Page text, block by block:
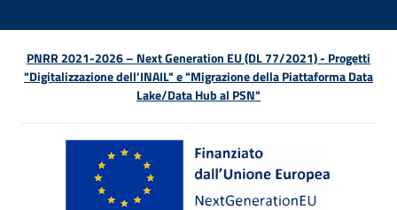
PNRR 2021-2026 – Next Generation EU (DL 77/2021) - Progetti
"Digitalizzazione dell’INAIL" e "Migrazione della Piattaforma Data
Lake/Data Hub al PSN"